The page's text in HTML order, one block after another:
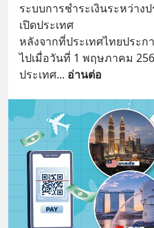
ระบบการชำระเงินระหว่าง
เปิดประเทศ
หลังจากที่ประเทศไทยประก
ไปเมื่อวันที่ 1 พฤษภาคม
ประเทศ... อ่านต่อ